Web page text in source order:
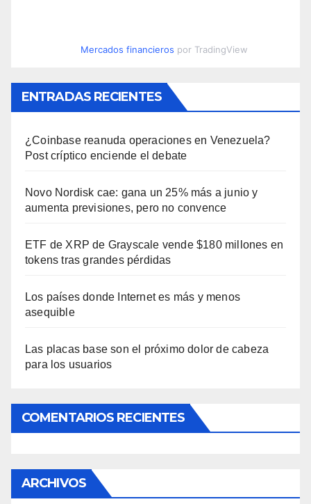
Mercados financieros por TradingView
ENTRADAS RECIENTES
¿Coinbase reanuda operaciones en Venezuela?
Post críptico enciende el debate
Novo Nordisk cae: gana un 25% más a junio y
aumenta previsiones, pero no convence
ETF de XRP de Grayscale vende $180 millones en
tokens tras grandes pérdidas
Los países donde Internet es más y menos
asequible
Las placas base son el próximo dolor de cabeza
para los usuarios
COMENTARIOS RECIENTES
ARCHIVOS